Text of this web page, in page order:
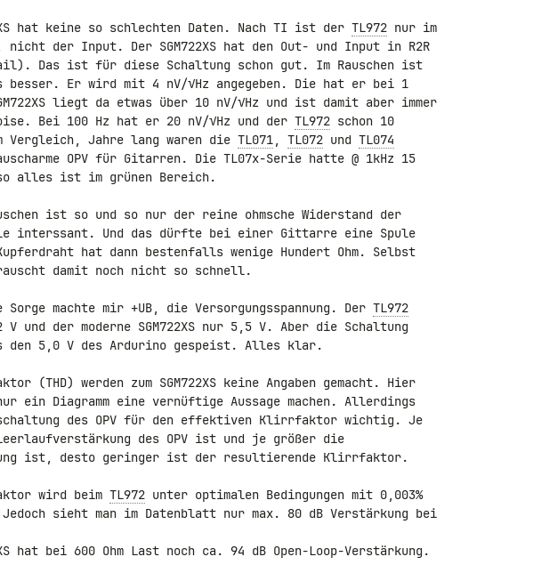
hat keine so schlechten Daten. Nach TI ist der TL972 nur im
nicht der Input. Der SGM722XS hat den Out- und Input in R2R
besser. Er wird mit 4 nV/√Hz angegeben. Die hat er bei 1
liegt da etwas über 10 nV/√Hz und ist damit aber immer
Bei 100 Hz hat er 20 nV/√Hz und der TL972 schon 10
Vergleich, Jahre lang waren die TL071, TL072 und TL074
OPV für Gitarren. Die TL07x-Serie hatte @ 1kHz 15
alles ist im grünen Bereich.
ist so und so nur der reine ohmsche Widerstand der
interssant. Und das dürfte bei einer Gittarre eine Spule
hat dann bestenfalls wenige Hundert Ohm. Selbst
damit noch nicht so schnell.
machte mir +UB, die Versorgungsspannung. Der TL972
und der moderne SGM722XS nur 5,5 V. Aber die Schaltung
den 5,0 V des Ardurino gespeist. Alles klar.
(THD) werden zum SGM722XS keine Angaben gemacht. Hier
ein Diagramm eine vernüftige Aussage machen. Allerdings
des OPV für den effektiven Klirrfaktor wichtig. Je
des OPV ist und je größer die
ist, desto geringer ist der resultierende Klirrfaktor.
wird beim TL972 unter optimalen Bedingungen mit 0,003%
Jedoch sieht man im Datenblatt nur max. 80 dB Verstärkung bei
hat bei 600 Ohm Last noch ca. 94 dB Open-Loop-Verstärkung.